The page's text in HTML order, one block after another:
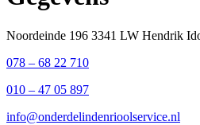
Noordeinde 196 3341 LW Hendrik
078 – 68 22 710
010 – 47 05 897
info@onderdelindenrioolservice.nl